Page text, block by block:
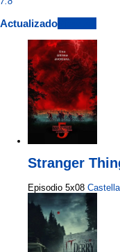
Actualizado
Stranger
Episodio 5x08